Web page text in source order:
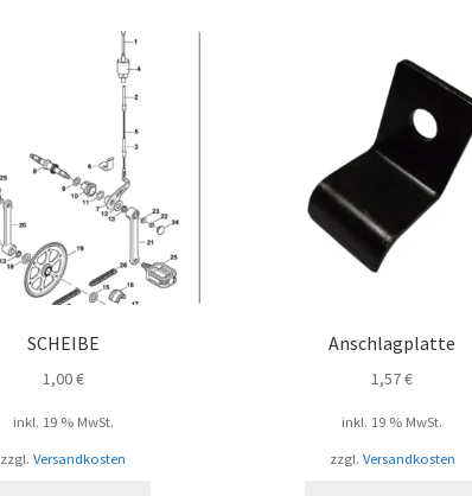
SCHEIBE
1,00€
inkl. 19 % MwSt.
zzgl.Versandkosten
Anschlagplatte
1,57€
inkl. 19 % MwSt.
zzgl. Versandkosten